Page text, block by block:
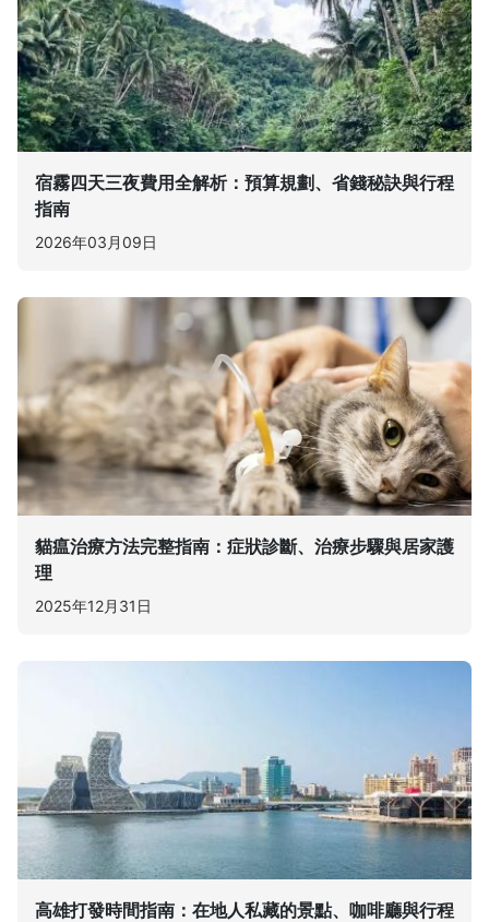
宿霧四天三夜費用全解析：預算規劃、省錢秘訣與行程
指南
2026年03月09日
貓瘟治療方法完整指南：症狀診斷、治療步驟與居家護
理
2025年12月31日
高雄打發時間指南：在地人私藏的景點、咖啡廳與行程